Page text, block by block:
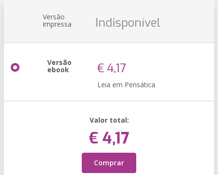
Versão
impressa Indisponível
Versão
ebook € 4,17
Leia em Pensática
Valor total:
€ 4,17
Comprar